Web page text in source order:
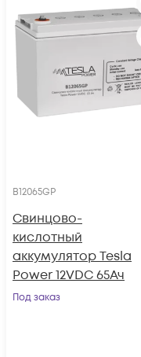
B12065GP
Свинцово-
кислотный
аккумулятор Tesla
Power 12VDC 65Ач
Под заказ